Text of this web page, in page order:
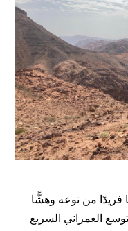
فريدًا من نوعه وهشًّا
العمراني السريع